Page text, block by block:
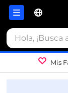
Hola, ¡Busca
Mis